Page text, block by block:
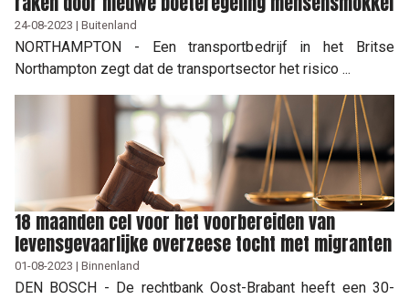
24-08-2023 | Buitenland
NORTHAMPTON - Een transportbedrijf in het Britse
Northampton zegt dat de transportsector het risico ...
18 maanden cel voor het voorbereiden van
levensgevaarlijke overzeese tocht met migranten
01-08-2023 | Binnenland
DEN BOSCH - De rechtbank Oost-Brabant heeft een 30-